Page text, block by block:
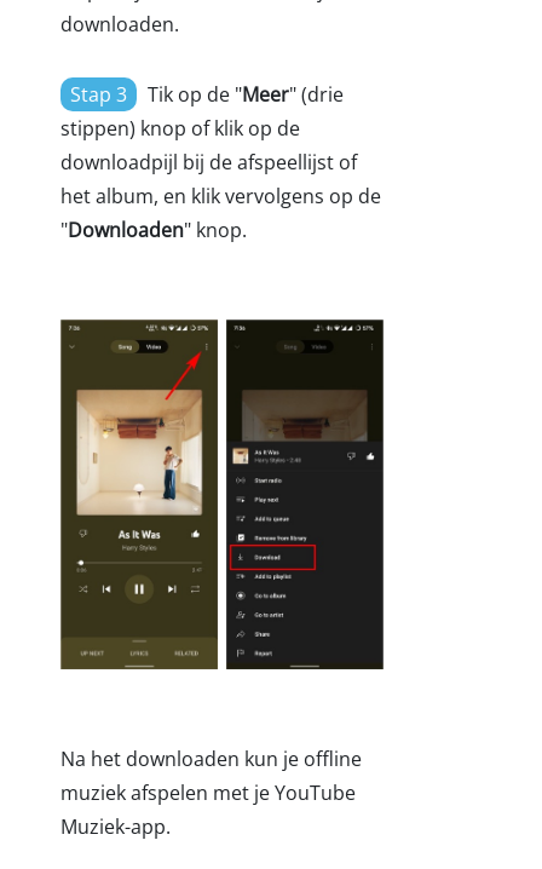
downloaden.
Stap 3 Tik op de "Meer" (drie
stippen) knop of klik op de
downloadpijl bij de afspeellijst of
het album, en klik vervolgens op de
"Downloaden" knop.
Na het downloaden kun je offline
muziek afspelen met je YouTube
Muziek-app.